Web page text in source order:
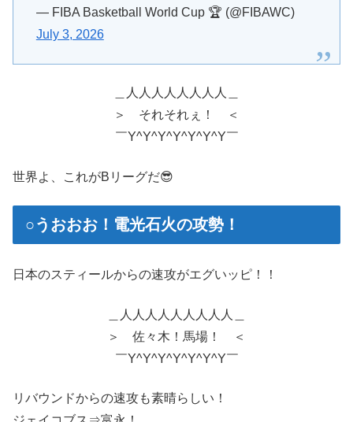
— FIBA Basketball World Cup 🏆 (@FIBAWC)
July 3, 2026
＿人人人人人人人人＿
＞ それそれぇ！ ＜
￣Y^Y^Y^Y^Y^Y^Y￣
世界よ、これがBリーグだ😎
○うおおお！電光石火の攻勢！
日本のスティールからの速攻がエグいッピ！！
＿人人人人人人人人人＿
＞ 佐々木！馬場！ ＜
￣Y^Y^Y^Y^Y^Y^Y￣
リバウンドからの速攻も素晴らしい！